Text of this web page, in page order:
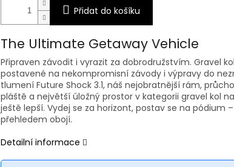
Přidat do košíku
The Ultimate Getaway Vehicle
Připraven závodit i vyrazit za dobrodružstvím. Gravel
postavené na nekompromisní závody i výpravy do
tlumení Future Shock 3.1, náš nejobratnější rám,
pláště a největší úložný prostor v kategorii gravel kol
ještě lepší. Vydej se za horizont, postav se na pódium
přehledem obojí.
Detailní informace